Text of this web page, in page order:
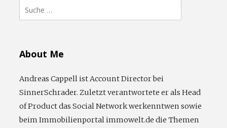
Suche
nach:
About Me
Andreas Cappell ist Account Director bei
SinnerSchrader. Zuletzt verantwortete er als Head
of Product das Social Network werkenntwen sowie
beim Immobilienportal immowelt.de die Themen